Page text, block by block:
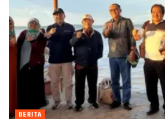
BERITA